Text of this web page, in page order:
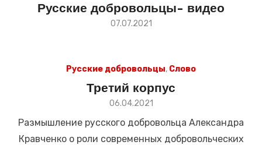
Русские добровольцы- видео
Размещено
07.07.2021
Русские добровольцы, Слово
Третий корпус
Размещено
06.04.2021
Размышление русского добровольца Александра
Кравченко о роли современных добровольческих